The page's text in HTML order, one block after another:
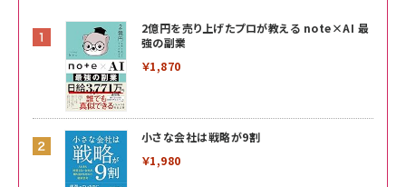
2億円を売り上げたプロが教える note×AI 最
強の副業
￥1,870
小さな会社は戦略が9割
￥1,980